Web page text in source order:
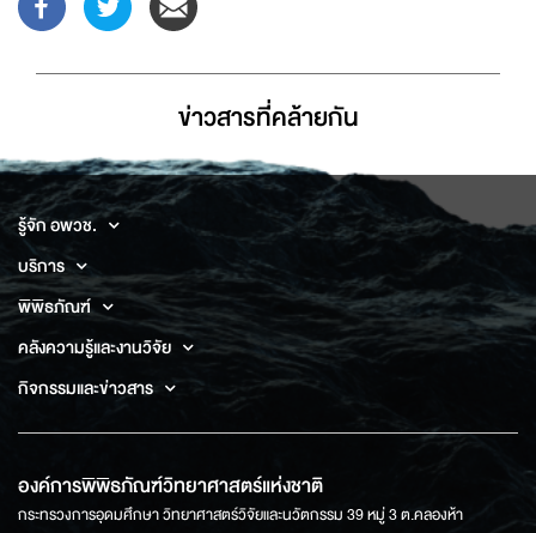
ข่าวสารที่่คล้ายกัน
รู้จัก อพวช.
บริการ
พิพิธภัณฑ์
คลังความรู้และงานวิจัย
กิจกรรมและข่าวสาร
องค์การพิพิธภัณฑ์วิทยาศาสตร์แห่งชาติ
กระทรวงการอุดมศึกษา วิทยาศาสตร์วิจัยและนวัตกรรม 39 หมู่ 3 ต.คลองห้า